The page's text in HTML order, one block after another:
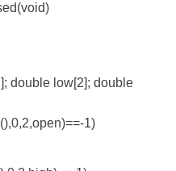
double low[2]; double
1)